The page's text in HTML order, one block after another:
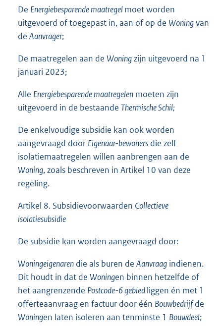
De Energiebesparende maatregelmoet worden
uitgevoerd of toegepast in, aan of op de Woningvan
de Aanvrager;
De maatregelen aan de Woningzijn uitgevoerd na 1
januari 2023;
Alle Energiebesparende maatregelen moeten zijn
uitgevoerd in de bestaande Thermische Schil;
De enkelvoudige subsidie kan ook worden
aangevraagd door Eigenaar-bewoners die zelf
isolatiemaatregelen willen aanbrengen aan de
Woning, zoals beschreven in Artikel 10 van deze
regeling.
Artikel 8. Subsidievoorwaarden Collectieve
isolatiesubsidie
De subsidie kan worden aangevraagd door:
Woningeigenaren die als buren de Aanvraag indienen.
Dit houdt in dat de Woningen binnen hetzelfde of
het aangrenzende Postcode-6 gebiedliggen én met 1
offerteaanvraag en factuur door één Bouwbedrijfde
Woningen laten isoleren aan tenminste 1 Bouwdeel;